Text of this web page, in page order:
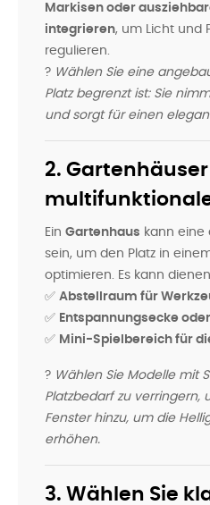
Markisen oder
integrieren, um Licht und
regulieren.
? Wählen Sie eine
Platz begrenzt ist: Sie
und sorgt für einen
2.
Ein Gartenhaus kann eine
sein, um den Platz in
optimieren. Es kann
✅ Abstellraum für
✅ Entspannungsecke
✅ Mini-Spielbereich für
? Wählen Sie Modelle mit
Platzbedarf zu verringern,
Fenster hinzu, um die
erhöhen.
3. Wählen Sie